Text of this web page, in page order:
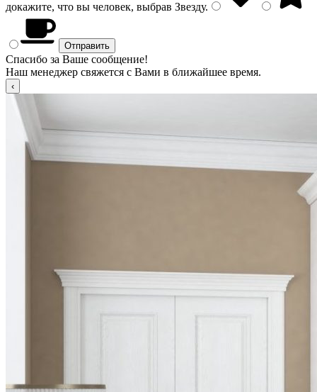
докажите, что вы человек, выбрав Звезду.
Спасибо за Ваше сообщение!
Наш менеджер свяжется с Вами в ближайшее время.